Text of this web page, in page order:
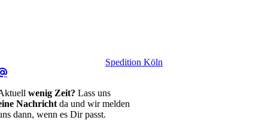
Spedition Köln
wenig Zeit? Lass uns
Nachricht da und wir melden
dann, wenn es Dir passt.